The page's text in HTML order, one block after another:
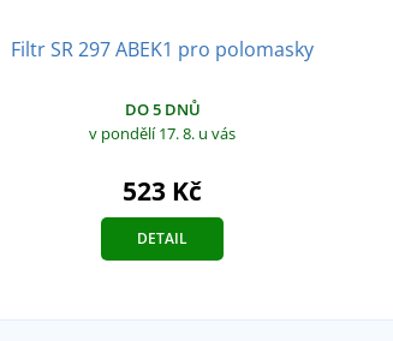
Filtr SR 297 ABEK1 pro polomasky
DO 5 DNŮ
v pondělí 17. 8. u vás
523 Kč
DETAIL